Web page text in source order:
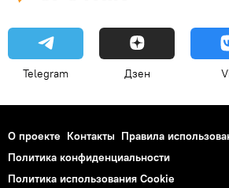
Telegram Дзен
О проекте Контакты Правила
Политика конфиденциальности
Политика использования Cookie